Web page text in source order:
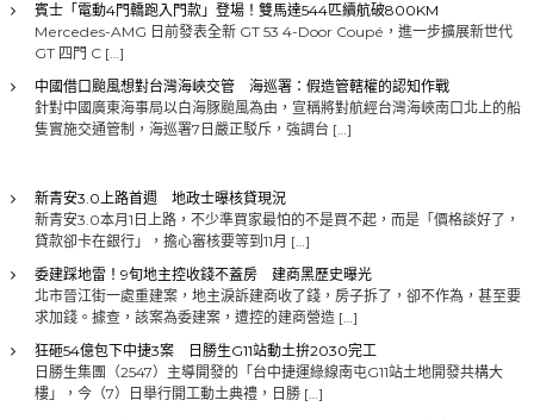
賓士「電動4門轎跑入門款」登場！雙馬達544匹續航破800KM
Mercedes-AMG 日前發表全新 GT 53 4-Door Coupé，進一步擴展新世代
GT 四門 C […]
中國借口颱風想對台灣海峽交管 海巡署：假造管轄權的認知作戰
針對中國廣東海事局以白海豚颱風為由，宣稱將對航經台灣海峽南口北上的船
隻實施交通管制，海巡署7日嚴正駁斥，強調台 […]
新青安3.0上路首週 地政士曝核貸現況
新青安3.0本月1日上路，不少準買家最怕的不是買不起，而是「價格談好了，
貸款卻卡在銀行」，擔心審核要等到11月 […]
委建踩地雷！9旬地主控收錢不蓋房 建商黑歷史曝光
北市晉江街一處重建案，地主淚訴建商收了錢，房子拆了，卻不作為，甚至要
求加錢。據查，該案為委建案，遭控的建商營造 […]
狂砸54億包下中捷3案 日勝生G11站動土拚2030完工
日勝生集團（2547）主導開發的「台中捷運綠線南屯G11站土地開發共構大
樓」，今（7）日舉行開工動土典禮，日勝 […]